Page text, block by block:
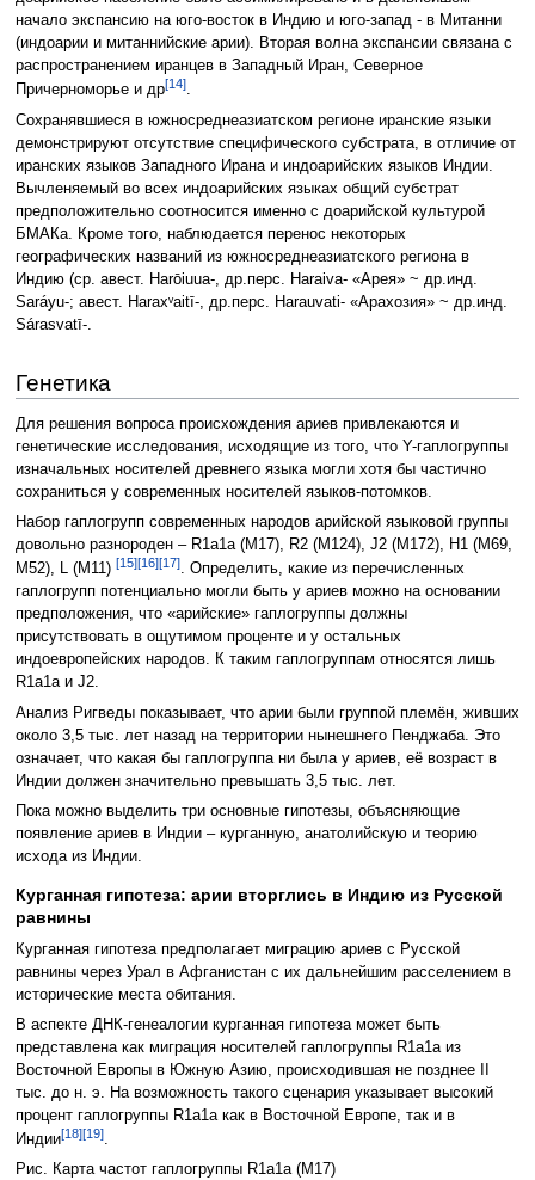
начало экспансию на юго-восток в Индию и юго-запад - в Митанни
(индоарии и митаннийские арии). Вторая волна экспансии связана с
распространением иранцев в Западный Иран, Северное
Причерноморье и др[14].
Сохранявшиеся в южносреднеазиатском регионе иранские языки
демонстрируют отсутствие специфического субстрата, в отличие от
иранских языков Западного Ирана и индоарийских языков Индии.
Вычленяемый во всех индоарийских языках общий субстрат
предположительно соотносится именно с доарийской культурой
БМАКа. Кроме того, наблюдается перенос некоторых
географических названий из южносреднеазиатского региона в
Индию (ср. авест. Harōiuua-, др.перс. Haraiva- «Арея» ~ др.инд.
Saráyu-; авест. Haraxᵛaitī-, др.перс. Harauvati- «Арахозия» ~ др.инд.
Sárasvatī-.
Генетика
Для решения вопроса происхождения ариев привлекаются и
генетические исследования, исходящие из того, что Y-гаплогруппы
изначальных носителей древнего языка могли хотя бы частично
сохраниться у современных носителей языков-потомков.
Набор гаплогрупп современных народов арийской языковой группы
довольно разнороден – R1a1a (M17), R2 (M124), J2 (M172), H1 (M69,
M52), L (M11) [15][16][17]. Определить, какие из перечисленных
гаплогрупп потенциально могли быть у ариев можно на основании
предположения, что «арийские» гаплогруппы должны
присутствовать в ощутимом проценте и у остальных
индоевропейских народов. К таким гаплогруппам относятся лишь
R1a1a и J2.
Анализ Ригведы показывает, что арии были группой племён, живших
около 3,5 тыс. лет назад на территории нынешнего Пенджаба. Это
означает, что какая бы гаплогруппа ни была у ариев, её возраст в
Индии должен значительно превышать 3,5 тыс. лет.
Пока можно выделить три основные гипотезы, объясняющие
появление ариев в Индии – курганную, анатолийскую и теорию
исхода из Индии.
Курганная гипотеза: арии вторглись в Индию из Русской
равнины
Курганная гипотеза предполагает миграцию ариев с Русской
равнины через Урал в Афганистан с их дальнейшим расселением в
исторические места обитания.
В аспекте ДНК-генеалогии курганная гипотеза может быть
представлена как миграция носителей гаплогруппы R1a1a из
Восточной Европы в Южную Азию, происходившая не позднее II
тыс. до н. э. На возможность такого сценария указывает высокий
процент гаплогруппы R1a1a как в Восточной Европе, так и в
Индии[18][19].
Рис. Карта частот гаплогруппы R1a1a (M17)